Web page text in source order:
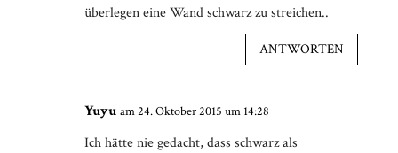
überlegen eine Wand schwarz zu streichen..
ANTWORTEN
Yuyu am 24. Oktober 2015 um 14:28
Ich hätte nie gedacht, dass schwarz als